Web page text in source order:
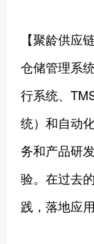
【聚龄供应
仓储管理系
行系统、
统）和自动
务和产品研
验。在过去
践，落地应